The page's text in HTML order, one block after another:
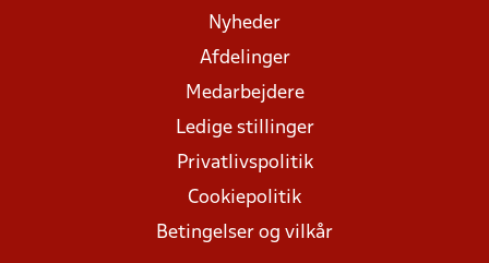
Nyheder
Afdelinger
Medarbejdere
Ledige stillinger
Privatlivspolitik
Cookiepolitik
Betingelser og vilkår